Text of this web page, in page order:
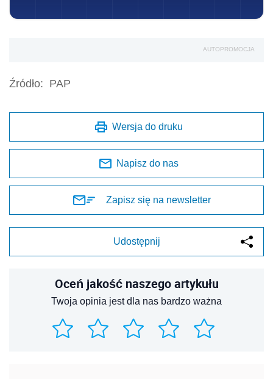
AUTOPROMOCJA
Źródło: PAP
Wersja do druku
Napisz do nas
Zapisz się na newsletter
Udostępnij
Oceń jakość naszego artykułu
Twoja opinia jest dla nas bardzo ważna